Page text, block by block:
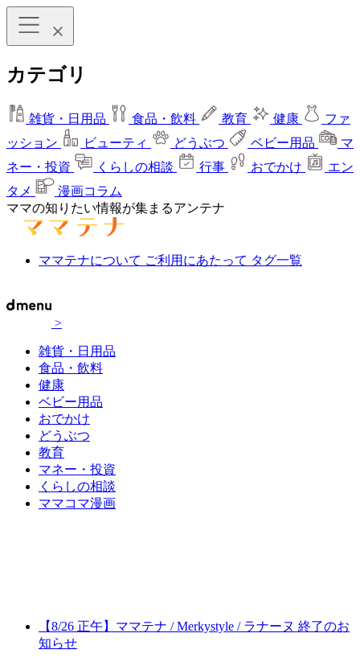
カテゴリ
雑貨・日用品 食品・飲料 教育 健康
ファ
ッション
ビューティ どうぶつ ベビー用品
マ
ネー・投資
くらしの相談 行事 おでかけ
エン
タメ
漫画コラム
ママの知りたい情報が集まるアンテナ
ママテナについて ご利用にあたって タグ一覧
>
雑貨・日用品
食品・飲料
健康
ベビー用品
おでかけ
どうぶつ
教育
マネー・投資
くらしの相談
ママコマ漫画
【8/26 正午】ママテナ / Merkystyle / ラナーヌ 終了のお
知らせ